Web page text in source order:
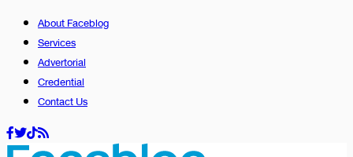
About Faceblog
Services
Advertorial
Credential
Contact Us